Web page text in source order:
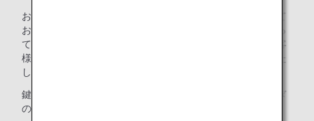
お客様からお預かりした手荷物は、目的地まで大切に扱って
おりますが、悪天候や施設的要件などによって、場合によっ
ては汚れることもございます。ご心配なお手荷物には、お客
様ご自身で十分な梱包を行っていただきますようお願いいた
します。
鍵付きの手荷物は施錠をお願いいたします（国際線乗り継ぎ
のお客様は除く）。